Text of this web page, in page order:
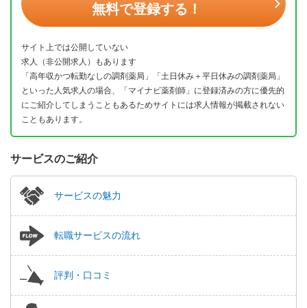
無料で登録する！
サイト上では公開していない
求人（非公開求人）もあります
「高年収かつ転勤なしの調剤薬局」「土日休み＋平日休みの調剤薬局」
といった人気求人の場合、「マイナビ薬剤師」に登録済みの方に優先的
にご紹介してしまうこともあるためサイトには求人情報が掲載されない
こともあります。
サービスのご紹介
サービスの魅力
転職サービスの流れ
評判・口コミ